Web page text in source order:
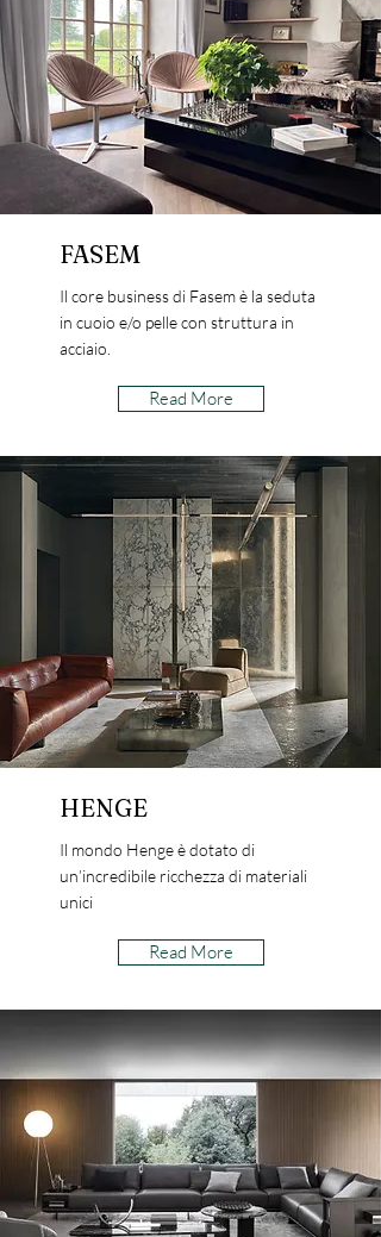
FASEM
Il core business di Fasem è la seduta
in cuoio e/o pelle con struttura in
acciaio.
Read More
HENGE
Il mondo Henge è dotato di
un’incredibile ricchezza di materiali
unici
Read More